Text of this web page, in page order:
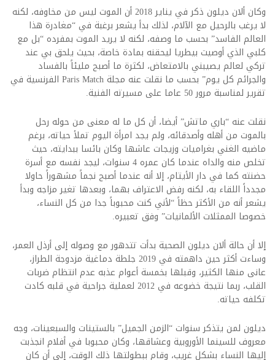
وكان ألان ديلون ذكر في يناير 2018 أن الموت ليس من مخاوفه، لكنه
لا يرغب بالرحيل مع الآلام، لذلك بدأ يشعر برغبة في “مغادرة هذا
العالم الفاسد” بحسب ما وصفه، لكنه لا يريد الموت بمفرده “بل مع
كلبي الذي أوصيت بيطريا ليحقنه بمادة خاصة، بحيث يلحق بي عند
تركي لعالم يصيبني بالامتعاض، لكثرة ما أصبح مليئاً بالفساد
والجرائم كل يوم” بحسب ما نقلت عنه مجلة Paris Match الفرنسية في
تقرير لمناسبة مرور 50 عاما على مسيرته الفنية.
نقلت عنه “باري ماتش” أيضا، أن كل ما له معنى من حوله رحل
بالموت من أهله وأصدقائه، ولم يجد امرأة اليوم تملأ حياته، برغم
ماضيه الغني بغراميات وزيجات عاشها وكان بائسا ببدايته، حيث
تخلص منه والداه عندما كان عمره 4 سنوات، ليجد نفسه مع أسرة
حضنته كما في دار الأيتام، إلا أنه عندما أصبح نجماً مشهوراً حاولا
مجدداً اللقاء به، لكنه رفض الاعتراف بهما، وبعدها تغير مزاجه وبدأ
يشعر أنه من الأكثر حظاً “لأني كنت محبوباً جدا من كل النساء،
خصوصا الممثلات الألمانيات” وفق تعبيره.
إلا أن حالة ألان ديلون الصحية بدأت تتدهور مع وصوله إلى أرذل العمر،
وساءت أكثر حين داهمته في 2019 جلطة دماغية مزدوجة الطراز،
عانى منها الكثير، وقبلها بخمسة أعوام عذبه عدم انتظام ضربات
القلب، ربما نتيجة خضوعه في 2012 لعملية جراحية في قلبه كادت
تكلفه حياته.
ديلون لمن يتذكر سنوات “الزمن الجميل” بالستينات والسبعينات، وجه
معروف للسينما الأوروبية وعشاقها، وكان محبوبا في أفلام انجذبت
إليها النساء بشكل غريب، وقام ببطولتها ذلك الوقت، إلى أن كان